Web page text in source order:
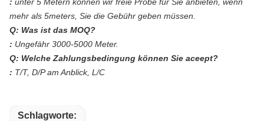
mehr als 5meters, Sie die Gebühr geben müssen.
Q: Was ist das MOQ?
: Ungefähr 3000-5000 Meter.
Q: Welche Zahlungsbedingung können Sie aceept?
: T/T, D/P am Anblick, L/C
Schlagworte: